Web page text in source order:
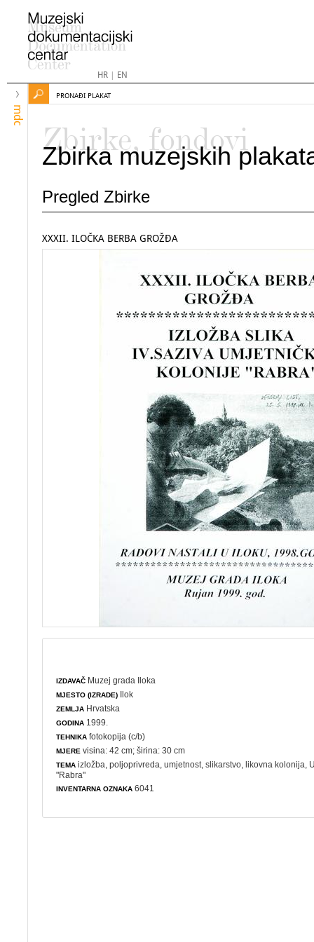
HR| EN
mdc
PRONAĐI PLAKAT
Zbirke, fondovi
Zbirka muzejskih
Pregled Zbirke
XXXII. ILOČKA BERBA GROŽĐA
IZDAVAČ Muzej grada Iloka
MJESTO (IZRADE) Ilok
ZEMLJA Hrvatska
GODINA 1999.
TEHNIKA fotokopija (c/b)
MJERE visina: 42 cm; širina: 30 cm
TEMA izložba ,poljoprivreda ,umjetnost ,slikarstvo ,likovna kolonija ,
"Rabra"
INVENTARNA OZNAKA 6041